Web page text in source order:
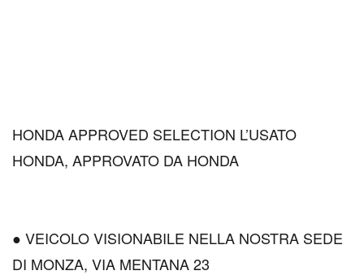
HONDA APPROVED SELECTION L’USATO
HONDA, APPROVATO DA HONDA
● VEICOLO VISIONABILE NELLA NOSTRA SEDE
DI MONZA, VIA MENTANA 23